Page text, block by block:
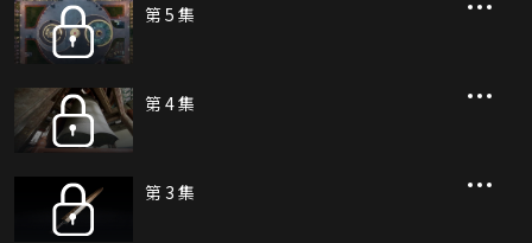
第 5 集
第 4 集
第 3 集